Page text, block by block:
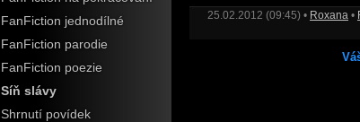
FanFiction jednodílné
FanFiction parodie
FanFiction poezie
Síň slávy
Shrnutí povídek
25.02.2012 (09:45) • Roxana •